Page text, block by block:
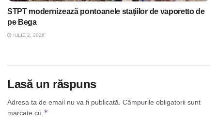
STPT modernizează pontoanele stațiilor de vaporetto de
pe Bega
IULIE 2, 2026
Lasă un răspuns
Adresa ta de email nu va fi publicată. Câmpurile obligatorii sunt
marcate cu *